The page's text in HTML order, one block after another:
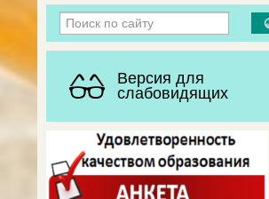
Версия для
слабовидящих